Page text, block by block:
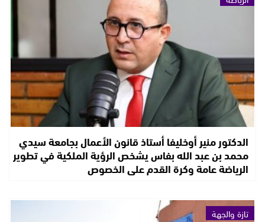
الدكتور منير أوخليفا أستاذ قانون الأعمال بجامعة سيدي
محمد بن عبد الله بفاس يشخص الرؤية الملكية في تطوير
الرياضة عامة وكرة القدم على الخصوص
تازة والجهة